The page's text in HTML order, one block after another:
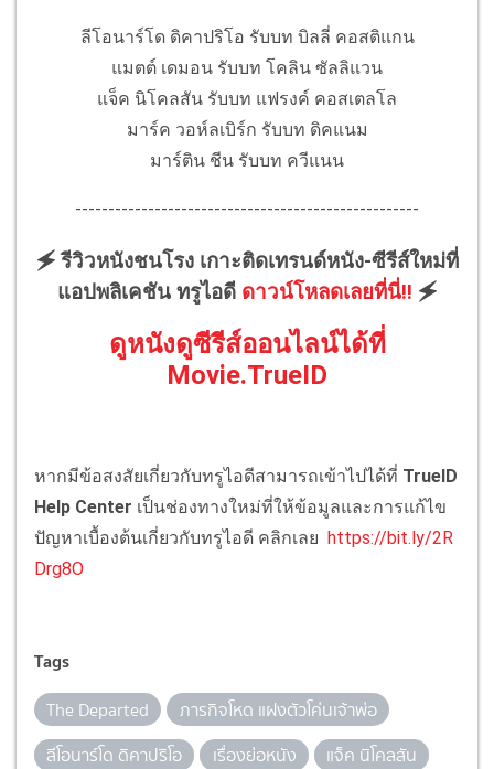
ลีโอนาร์โด ดิคาปริโอ รับบท บิลลี่ คอสติแกน
แมตต์ เดมอน รับบท โคลิน ซัลลิแวน
แจ็ค นิโคลสัน รับบท แฟรงค์ คอสเตลโล
มาร์ค วอห์ลเบิร์ก รับบท ดิคแนม
มาร์ติน ชีน รับบท ควีแนน
----------------------------------------------------
🗲 รีวิวหนังชนโรง เกาะติดเทรนด์หนัง-ซีรีส์ใหม่ที่
แอปพลิเคชัน ทรูไอดี ดาวน์โหลดเลยที่นี่!! 🗲
ดูหนังดูซีรีส์ออนไลน์ได้ที่
Movie.TrueID
หากมีข้อสงสัยเกี่ยวกับทรูไอดีสามารถเข้าไปได้ที่ TrueID
Help Center เป็นช่องทางใหม่ที่ให้ข้อมูลและการแก้ไข
ปัญหาเบื้องต้นเกี่ยวกับทรูไอดี คลิกเลย https://bit.ly/2R
Drg8O
Tags
The Departed
ภารกิจโหด แฝงตัวโค่นเจ้าพ่อ
ลีโอนาร์โด ดิคาปริโอ
เรื่องย่อหนัง
แจ็ค นิโคลสัน